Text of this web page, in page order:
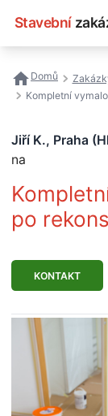
Stavební
Všechny
Nejčastější
Domů
Kompletní
Jiří K., Praha
na
po
KONTAKT